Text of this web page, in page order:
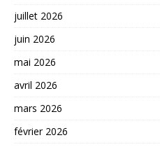
juillet 2026
juin 2026
mai 2026
avril 2026
mars 2026
février 2026